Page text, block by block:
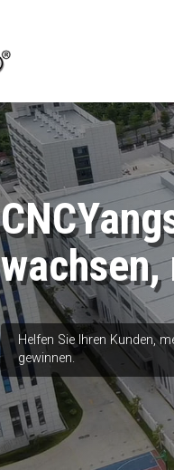
Helfen Sie Ihren Kunden,
gewinnen.